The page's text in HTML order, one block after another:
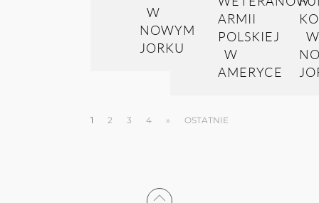
1 2 3 4 » OSTATNIE